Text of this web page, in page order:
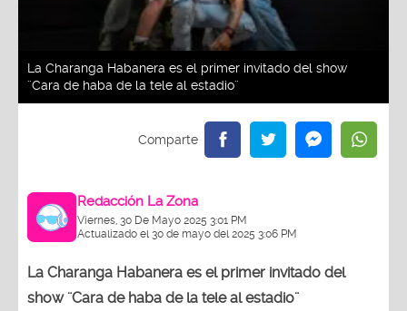
La Charanga Habanera es el primer invitado del show
¨Cara de haba de la tele al estadio¨
Redacción La Zona
Viernes, 30 De Mayo 2025 3:01 PM
Actualizado el 30 de mayo del 2025 3:06 PM
La Charanga Habanera es el primer invitado del
show ¨Cara de haba de la tele al estadio¨